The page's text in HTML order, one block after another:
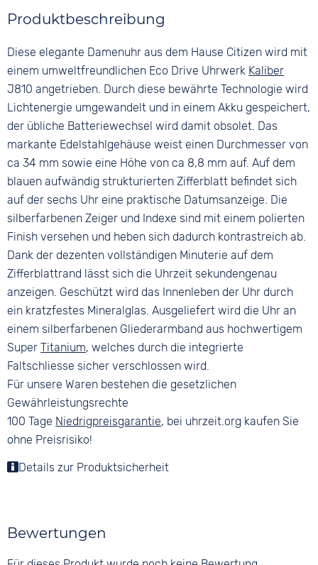
Material
Farbe
Silber
Blau
Ziffern
Keine
Silber
Material
Bandschließe
Faltschließe
Produktbeschreibung
Diese elegante Damenuhr aus dem Hause Citizen wird mit
einem umweltfreundlichen Eco Drive Uhrwerk Kaliber
J810 angetrieben. Durch diese bewährte Technologie wird
Lichtenergie umgewandelt und in einem Akku gespeichert,
der übliche Batteriewechsel wird damit obsolet. Das
markante Edelstahlgehäuse weist einen Durchmesser von
ca 34 mm sowie eine Höhe von ca 8,8 mm auf. Auf dem
blauen aufwändig strukturierten Zifferblatt befindet sich
auf der sechs Uhr eine praktische Datumsanzeige. Die
silberfarbenen Zeiger und Indexe sind mit einem polierten
Finish versehen und heben sich dadurch kontrastreich ab.
Dank der dezenten vollständigen Minuterie auf dem
Zifferblattrand lässt sich die Uhrzeit sekundengenau
anzeigen. Geschützt wird das Innenleben der Uhr durch
ein kratzfestes Mineralglas. Ausgeliefert wird die Uhr an
einem silberfarbenen Gliederarmband aus hochwertigem
SuperTitanium, welches durch die integrierte
Faltschliesse sicher verschlossen wird.
Für unsere Waren bestehen die gesetzlichen
Gewährleistungsrechte
100 Tage Niedrigpreisgarantie, bei uhrzeit.org kaufen Sie
ohne Preisrisiko!
Details zur Produktsicherheit
Bewertungen